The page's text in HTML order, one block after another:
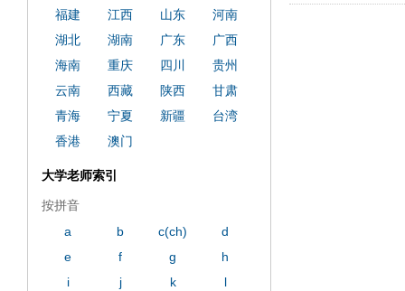
福建
江西 山东
河南
湖北
湖南 广东
广西
海南
重庆 四川
贵州
云南
西藏 陕西
甘肃
青海
宁夏 新疆
台湾
香港
澳门
大学老师索引
按拼音
a
b c(ch)
d
e
f g
h
i
j k
l